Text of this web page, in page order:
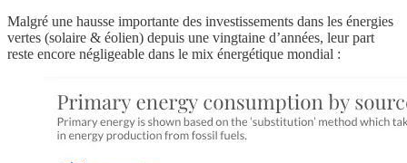
Malgré une hausse importante des investissements dans les énergies
vertes (solaire & éolien) depuis une vingtaine d’années, leur part
reste encore négligeable dans le mix énergétique mondial :